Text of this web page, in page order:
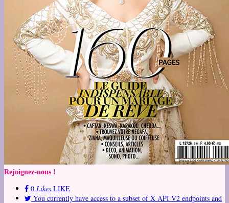
Rejoignez-nous !
0 Likes LIKE
You currently have access to a subset of X API V2 endpoints and